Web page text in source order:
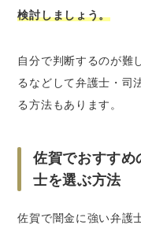
検討しましょう。
自分で判断するのが難
るなどして弁護士・司
る方法もあります。
佐賀でおすすめ
士を選ぶ方法
佐賀で闇金に強い弁護